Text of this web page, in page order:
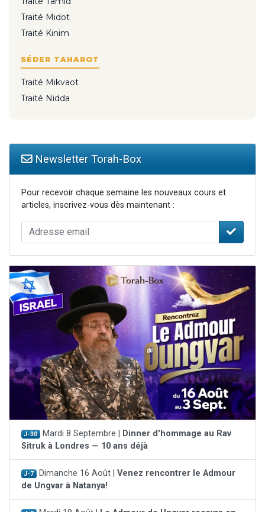
Traité Midot
Traité Kinim
SÉDER TAHAROT
Traité Mikvaot
Traité Nidda
Newsletter Torah-Box
Pour recevoir chaque semaine les nouveaux cours et
articles, inscrivez-vous dès maintenant :
J-30 Mardi 8 Septembre |
Dinner d'hommage au Rav
Sitruk à Londres — 10 ans déjà
J-7 Dimanche 16 Août | Venez rencontrer le Admour
de Ungvar à Natanya!